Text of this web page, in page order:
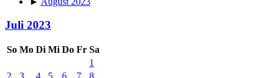
Juli 2023
So Mo Di Mi Do Fr Sa
1